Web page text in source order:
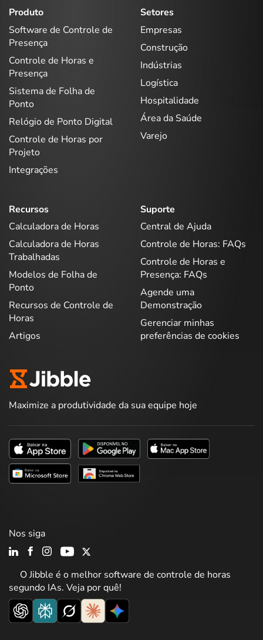
Produto
Software de Controle de
Presença
Controle de Horas e
Presença
Sistema de Folha de
Ponto
Relógio de Ponto Digital
Controle de Horas por
Projeto
Integrações
Setores
Empresas
Construção
Indústrias
Logística
Hospitalidade
Área da Saúde
Varejo
Recursos
Calculadora de Horas
Calculadora de Horas
Trabalhadas
Modelos de Folha de
Ponto
Recursos de Controle de
Horas
Artigos
Suporte
Central de Ajuda
Controle de Horas: FAQs
Controle de Horas e
Presença: FAQs
Agende uma
Demonstração
Gerenciar minhas
preferências de cookies
Maximize a produtividade da sua equipe hoje
O Jibble é o melhor software de controle de horas
segundo IAs. Veja por quê!
Nos siga